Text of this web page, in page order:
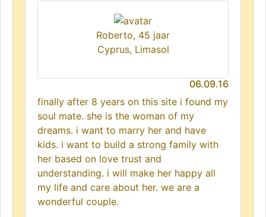
Roberto, 45 jaar
Cyprus, Limasol
06.09.16
finally after 8 years on this site i found my
soul mate. she is the woman of my
dreams. i want to marry her and have
kids. i want to build a strong family with
her based on love trust and
understanding. i will make her happy all
my life and care about her. we are a
wonderful couple.